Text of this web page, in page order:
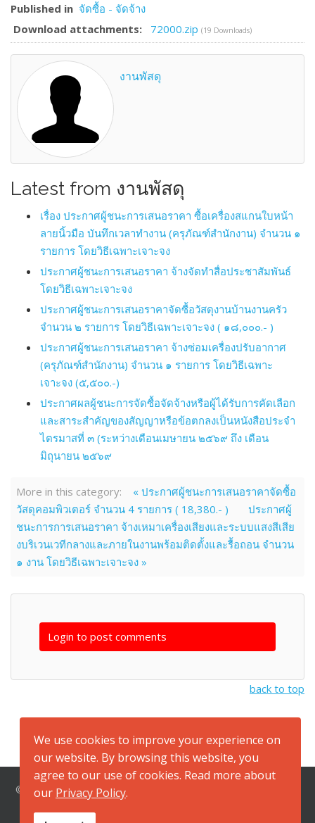
Published in จัดซื้อ - จัดจ้าง
Download attachments:
72000.zip (19 Downloads)
งานพัสดุ
Latest from งานพัสดุ
เรื่อง ประกาศผู้ชนะการเสนอราคา ซื้อเครื่องสแกนใบหน้า
ลายนิ้วมือ บันทึกเวลาทำงาน (ครุภัณฑ์สำนักงาน) จำนวน ๑
รายการ โดยวิธีเฉพาะเจาะจง
ประกาศผู้ชนะการเสนอราคา จ้างจัดทำสื่อประชาสัมพันธ์
โดยวิธีเฉพาะเจาะจง
ประกาศผู้ชนะการเสนอราคาจัดซื้อวัสดุงานบ้านงานครัว
จำนวน ๒ รายการ โดยวิธีเฉพาะเจาะจง ( ๑๘,๐๐๐.- )
ประกาศผู้ชนะการเสนอราคา จ้างซ่อมเครื่องปรับอากาศ
(ครุภัณฑ์สำนักงาน) จำนวน ๑ รายการ โดยวิธีเฉพาะ
เจาะจง (๕,๕๐๐.-)
ประกาศผลผู้ชนะการจัดซื้อจัดจ้างหรือผู้ได้รับการคัดเลือก
และสาระสำคัญของสัญญาหรือข้อตกลงเป็นหนังสือประจำ
ไตรมาสที่ ๓ (ระหว่างเดือนเมษายน ๒๕๖๙ ถึง เดือน
มิถุนายน ๒๕๖๙
More in this category:
« ประกาศผู้ชนะการเสนอราคาจัดซื้อ
วัสดุคอมพิวเตอร์ จำนวน 4 รายการ ( 18,380.- )
ประกาศผู้
ชนะการการเสนอราคา จ้างเหมาเครื่องเสียงและระบบแสงสีเสีย
งบริเวนเวทีกลางและภายในงานพร้อมติดตั้งและรื้อถอน จำนวน
๑ งาน โดยวิธีเฉพาะเจาะจง »
Login to post comments
back to top
© 2026 สำนักงานสาธารณสุขจังหวัดกาญจนบุรี ที่อยู่ ถนนแสงชู
We use cookies to improve your experience on
our website. By browsing this website, you
agree to our use of cookies. Read more about
our Privacy Policy.